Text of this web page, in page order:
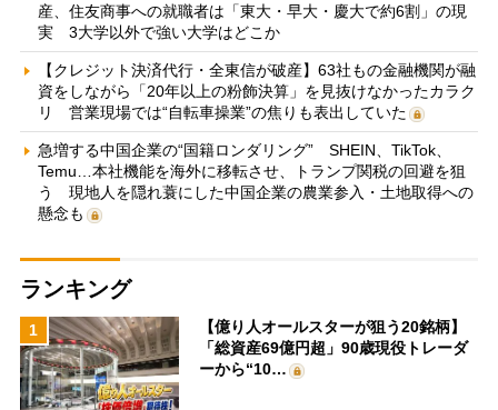
産、住友商事への就職者は「東大・早大・慶大で約6割」の現
実 3大学以外で強い大学はどこか
【クレジット決済代行・全東信が破産】63社もの金融機関が融
資をしながら「20年以上の粉飾決算」を見抜けなかったカラク
リ 営業現場では“自転車操業”の焦りも表出していた
急増する中国企業の“国籍ロンダリング” SHEIN、TikTok、
Temu…本社機能を海外に移転させ、トランプ関税の回避を狙
う 現地人を隠れ蓑にした中国企業の農業参入・土地取得への
懸念も
ランキング
1
【億り人オールスターが狙う20銘柄】
「総資産69億円超」90歳現役トレーダ
ーから“10…